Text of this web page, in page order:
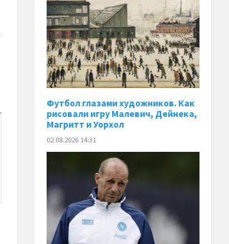
Футбол глазами художников. Как
рисовали игру Малевич, Дейнека,
Магритт и Уорхол
02.08.2026 14:31